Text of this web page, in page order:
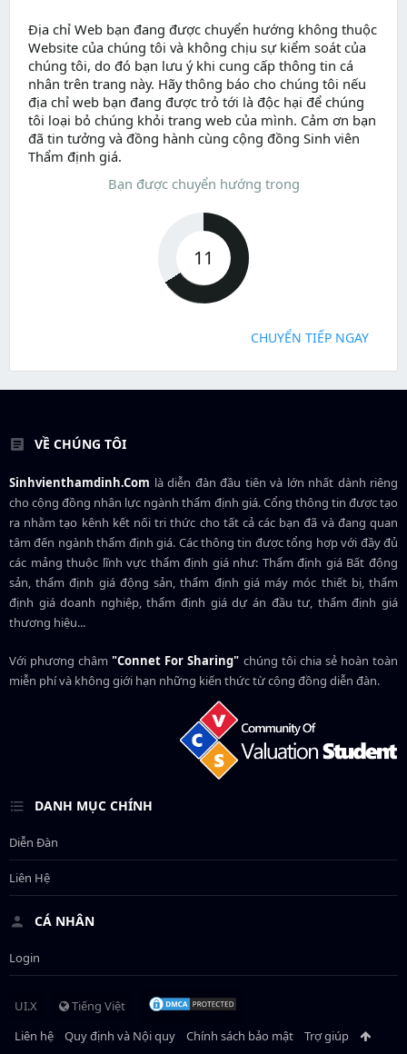
Địa chỉ Web bạn đang được chuyển hướng không thuộc
Website của chúng tôi và không chịu sự kiểm soát của
chúng tôi, do đó bạn lưu ý khi cung cấp thông tin cá
nhân trên trang này. Hãy thông báo cho chúng tôi nếu
địa chỉ web bạn đang được trỏ tới là độc hại để chúng
tôi loại bỏ chúng khỏi trang web của mình. Cảm ơn bạn
đã tin tưởng và đồng hành cùng cộng đồng Sinh viên
Thẩm định giá.
Bạn được chuyển hướng trong
11
CHUYỂN TIẾP NGAY
VỀ CHÚNG TÔI
Sinhvienthamdinh.Com là diễn đàn đầu tiên và lớn nhất dành riêng
cho cộng đồng nhân lực ngànhthẩm định giá. Cổng thông tin được tạo
ra nhằm tạo kênh kết nối tri thức cho tất cả các bạn đã và đang quan
tâm đến ngành thẩm định giá. Các thông tin được tổng hợp với đầy đủ
các mảng thuộc lĩnh vực thẩm định giá như: Thẩm định giá Bất động
sản, thẩm định giá động sản, thẩm định giá máy móc thiết bị, thẩm
định giá doanh nghiệp, thẩm định giá dự án đầu tư, thẩm định giá
thương hiệu...
Với phương châm"Connet For Sharing" chúng tôi chia sẻ hoàn toàn
miễn phí và không giới hạn những kiến thức từ cộng đồng diễn đàn.
DANH MỤC CHÍNH
Diễn Đàn
Liên Hệ
CÁ NHÂN
Login
UI.X
Tiếng Việt
Liên hệ
Quy định và Nội quy Chính sách bảo mật Trợ giúp